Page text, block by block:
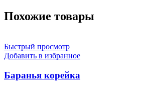
Похожие товары
Быстрый просмотр
Добавить в избранное
Баранья корейка